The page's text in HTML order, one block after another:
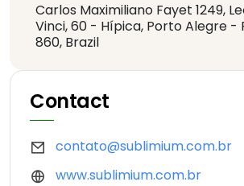
Carlos Maximiliano Fayet 1249,
Vinci, 60 - Hípica, Porto Alegre -
860, Brazil
Contact
contato@sublimium.com.br
www.sublimium.com.br